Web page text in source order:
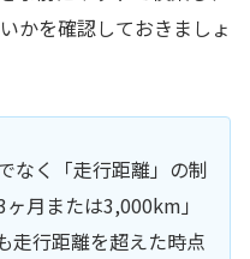
かを確認しておきましょ
なく「走行距離」の制
月または3,000km」
走行距離を超えた時点